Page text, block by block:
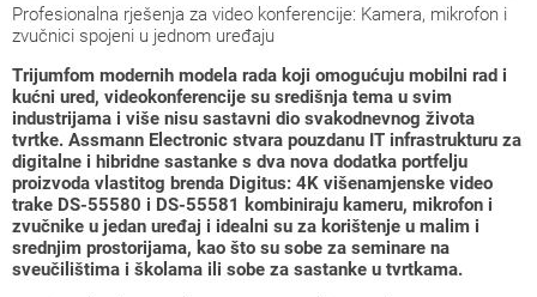
Profesionalna rješenja za video konferencije: Kamera, mikrofon i
zvučnici spojeni u jednom uređaju
Trijumfom modernih modela rada koji omogućuju mobilni rad i
kućni ured, videokonferencije su središnja tema u svim
industrijama i više nisu sastavni dio svakodnevnog života
tvrtke. Assmann Electronic stvara pouzdanu IT infrastrukturu za
digitalne i hibridne sastanke s dva nova dodatka portfelju
proizvoda vlastitog brenda Digitus: 4K višenamjenske video
trake DS-55580 i DS-55581 kombiniraju kameru, mikrofon i
zvučnike u jedan uređaj i idealni su za korištenje u malim i
srednjim prostorijama, kao što su sobe za seminare na
sveučilištima i školama ili sobe za sastanke u tvrtkama.